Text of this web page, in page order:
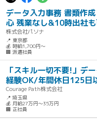
データ入力事務 書類作
心 残業なし&10時出社
株式会社パソナ
📍 東京都
💰 時給1,700円～
🏢 派遣社員
「スキル一切不要!」デ
経験OK/年間休日125日
Courage Path株式会社
📍 埼玉県
💰 月給27万円～35万円
🏢 正社員